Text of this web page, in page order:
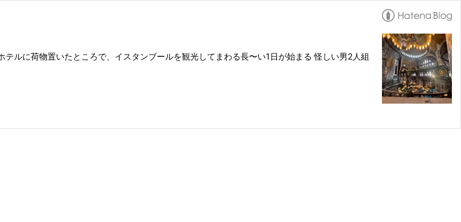
ルに荷物置いたところで、イスタンブールを観光してまわる長〜い1日が始まる 怪しい男2人組